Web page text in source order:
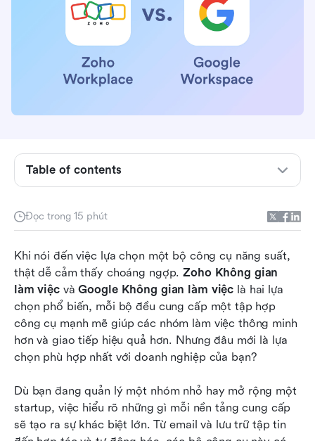
Đọc trong 15 phút
Khi nói đến việc lựa chọn một bộ công cụ năng suất,
thật dễ cảm thấy choáng ngợp. Zoho Không gian
làm việc và Google Không gian làm việc là hai lựa
chọn phổ biến, mỗi bộ đều cung cấp một tập hợp
công cụ mạnh mẽ giúp các nhóm làm việc thông minh
hơn và giao tiếp hiệu quả hơn. Nhưng đâu mới là lựa
chọn phù hợp nhất với doanh nghiệp của bạn?
Dù bạn đang quản lý một nhóm nhỏ hay mở rộng một
startup, việc hiểu rõ những gì mỗi nền tảng cung cấp
sẽ tạo ra sự khác biệt lớn. Từ email và lưu trữ tập tin
Table of contents
So sánh nhanh Zoho Workplace và Google
Workspace
Zoho Không gian làm việc và Google
Zoho Không gian làm việc và Google
hơn?
Workspace: Cái nào dễ sử dụng hơn?
Zoho Không gian làm việc và Google
Workspace: Cái nào an toàn hơn?
Zoho Không gian làm việc và Google
Workspace: Cái nào phù hợp với bạn?
nhóm
Kết luận